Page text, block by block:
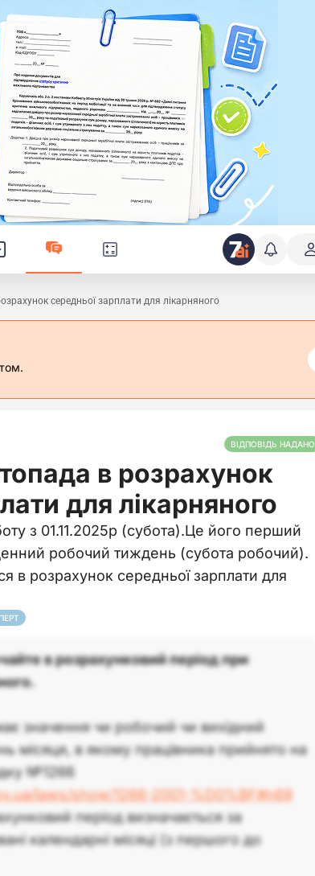
середньої зарплати для лікарняного
ВІДПОВІДЬ НАДАНО
в розрахунок
для лікарняного
з 01.11.2025р (субота).Це його перший
робочий тиждень (субота робочий).
в розрахунок середньої зарплати для
в розрахунковий період при
значення чи робочий чи вихідний
місяця, в якому працівника прийнято на
№1266
laws/show/1266-2001-%D0%BF#n69
період визначається за
календарні місяці (з першого до